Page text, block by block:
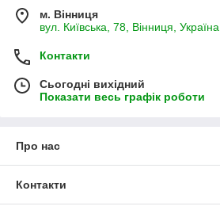
м. Вінниця
вул. Київська, 78, Вінниця, Україна
Контакти
Сьогодні вихідний
Показати весь графік роботи
Про нас
Контакти